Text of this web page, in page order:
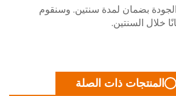
بضمان لمدة سنتين. وسنقوم
السنتين.
ذات الصلة